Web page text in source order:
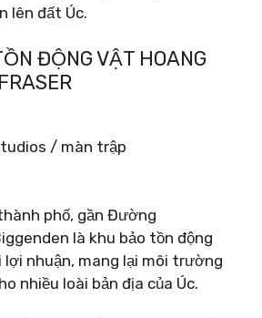
lên đất Úc.
ĐỘNG VẬT HOANG
/ màn trập
phố, gần Đường
là khu bảo tồn động
nhuận, mang lại môi trường
nhiều loài bản địa của Úc.